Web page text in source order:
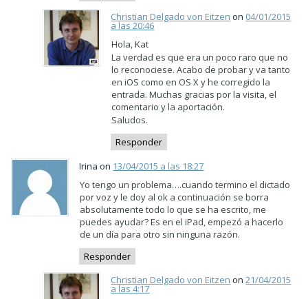
Christian Delgado von Eitzen on 04/01/2015
a las 20:46
Hola, Kat
La verdad es que era un poco raro que no
lo reconociese. Acabo de probar y va tanto
en iOS como en OS X y he corregido la
entrada. Muchas gracias por la visita, el
comentario y la aportación.
Saludos.
Responder
Irina on 13/04/2015 a las 18:27
Yo tengo un problema….cuando termino el dictado
por voz y le doy al ok a continuación se borra
absolutamente todo lo que se ha escrito, me
puedes ayudar? Es en el iPad, empezó a hacerlo
de un día para otro sin ninguna razón.
Responder
Christian Delgado von Eitzen on21/04/2015
a las 4:17